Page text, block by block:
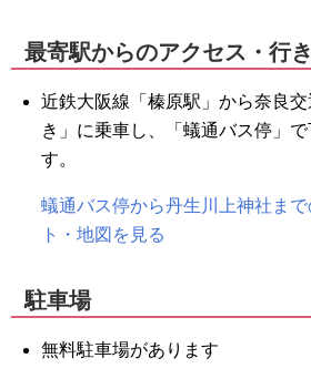
最寄駅からのアクセス・行
近鉄大阪線「榛原駅」から奈良
き」に乗車し、「蟻通バス停」
す。
蟻通バス停から丹生川上神社ま
ト・地図を見る
駐車場
無料駐車場があります